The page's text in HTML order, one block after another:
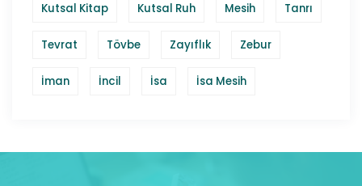
Kutsal Kitap Kutsal Ruh Mesih Tanrı
Tevrat Tövbe Zayıflık Zebur
İman İncil İsa İsa Mesih